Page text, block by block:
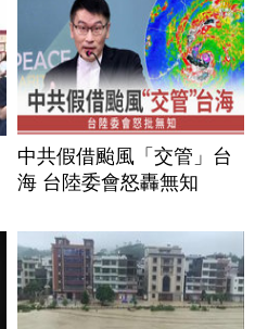
中共假借颱風「交管」台
海 台陸委會怒轟無知